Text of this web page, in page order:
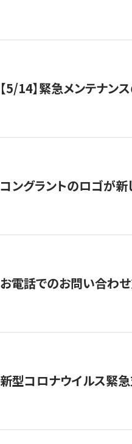
【5/14】緊急メンテナン
コングラントのロゴが新
お電話でのお問い合わ
新型コロナウイルス緊